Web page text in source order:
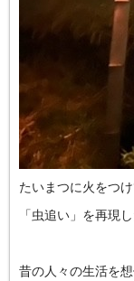
たいまつに火をつ
「虫追い」を再現
昔の人々の生活を想